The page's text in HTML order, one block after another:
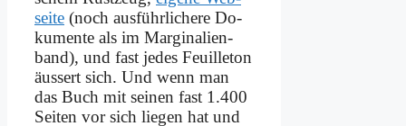
sei­te (noch aus­führ­li­che­re Do­
ku­men­te als im Mar­gi­na­li­en­
band), und fast je­des Feuil­le­ton
äu­ssert sich. Und wenn man
das Buch mit sei­nen fast 1.400
Sei­ten vor sich lie­gen hat und